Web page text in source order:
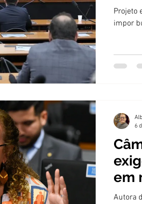
Projeto
impor
em
Autora
6